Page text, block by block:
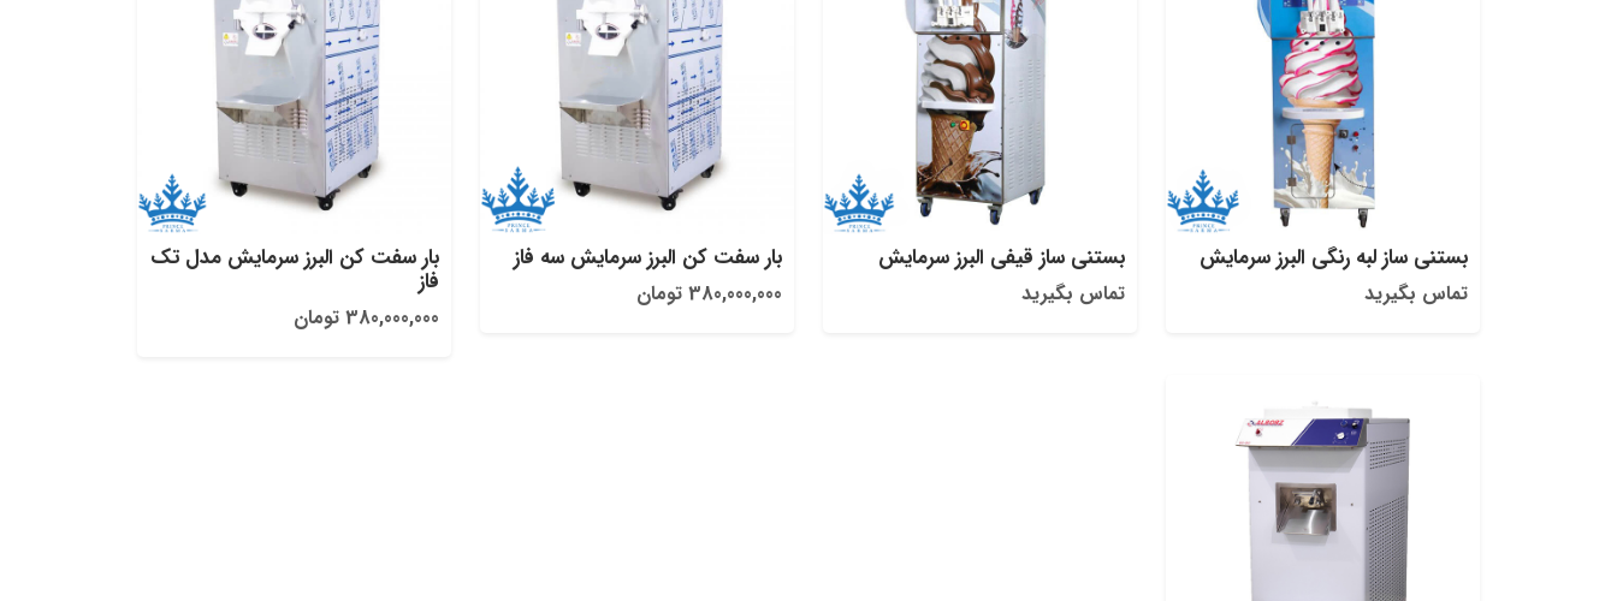
بستنی ساز لبه رنگی البرز سرمایش
تماس بگیرید
بستنی ساز قیفی البرز سرمایش
تماس بگیرید
بار سفت کن البرز سرمایش سه فاز
380,000,000 تومان
بار سفت کن البرز سرمایش مدل تک
فاز
380,000,000 تومان